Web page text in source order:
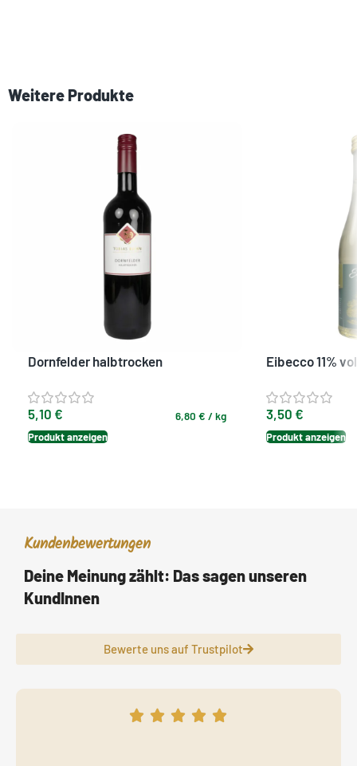
Weitere Produkte
Dornfelder halbtrocken
5,10 € 6,80 € /kg
Produkt anzeigen
Eibecco 11%
3,50 €
Produkt anzeigen
Kundenbewertungen
Deine Meinung zählt: Das sagen unseren
KundInnen
Bewerte uns auf Trustpilot